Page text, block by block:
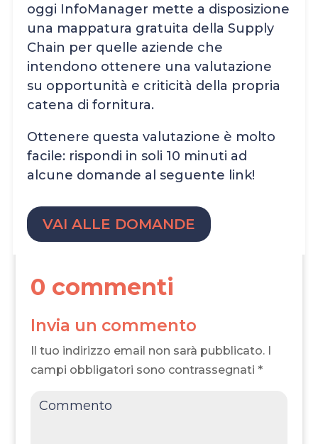
oggi InfoManager mette a disposizione
una mappatura gratuita della Supply
Chain per quelle aziende che
intendono ottenere una valutazione
su opportunità e criticità della propria
catena di fornitura.
Ottenere questa valutazione è molto
facile: rispondi in soli 10 minuti ad
alcune domande al seguente link!
VAI ALLE DOMANDE
0 commenti
Invia un commento
Il tuo indirizzo email non sarà pubblicato.I
campi obbligatori sono contrassegnati *